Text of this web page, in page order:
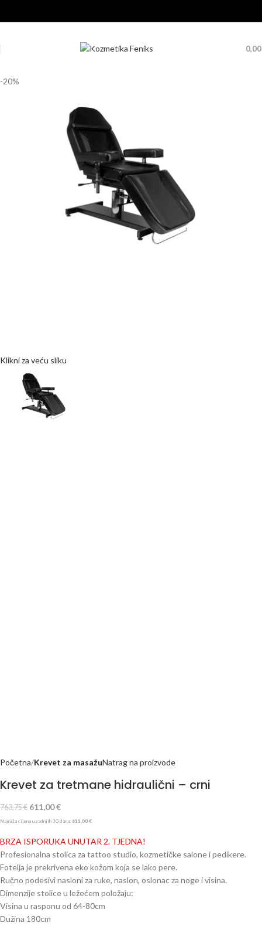
-20%
Klikni za veću sliku
Početna Krevet za masažuNatrag na proizvode
Krevet za tretmane hidraulični – crni
763,75€ 611,00€
Najniža cijena u zadnjih 30 dana: 611,00 €
BRZA ISPORUKA UNUTAR 2. TJEDNA!
Profesionalna stolica za tattoo studio, kozmetičke salone i pedikere.
Fotelja je prekrivena eko kožom koja se lako pere.
Ručno podesivi nasloni za ruke, naslon, oslonac za noge i visina.
Dimenzije stolice u ležećem položaju:
Visina u rasponu od 64-80cm
Dužina 180cm